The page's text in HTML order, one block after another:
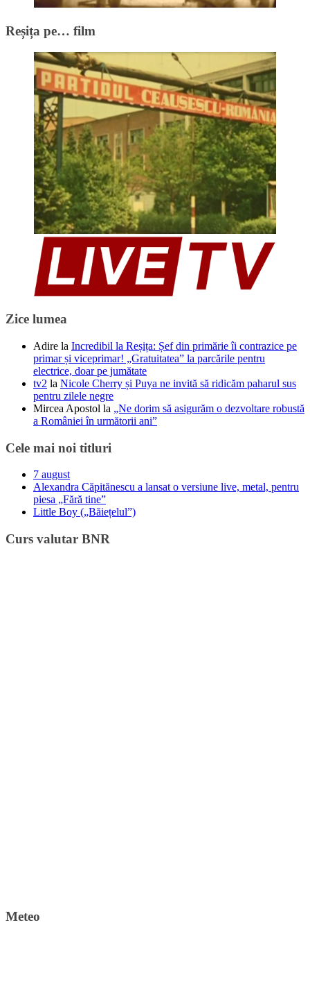
Reșița pe… film
Zice lumea
Adire la Incredibil la Reșița: Șef din primărie îi contrazice pe
primar și viceprimar! „Gratuitatea” la parcările pentru
electrice, doar pe jumătate
tv2 la Nicole Cherry și Puya ne invită să ridicăm paharul sus
pentru zilele negre
Mircea Apostol la „Ne dorim să asigurăm o dezvoltare robustă
a României în următorii ani”
Cele mai noi titluri
7 august
Alexandra Căpitănescu a lansat o versiune live, metal, pentru
piesa „Fără tine”
Little Boy („Băiețelul”)
Curs valutar BNR
Meteo